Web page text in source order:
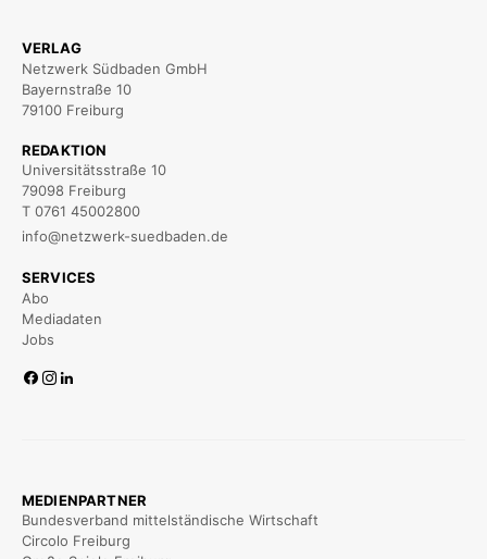
VERLAG
Netzwerk Südbaden GmbH
Bayernstraße 10
79100 Freiburg
REDAKTION
Universitätsstraße 10
79098 Freiburg
T 0761 45002800
info@netzwerk-suedbaden.de
SERVICES
Abo
Mediadaten
Jobs
MEDIENPARTNER
Bundesverband mittelständische Wirtschaft
Circolo Freiburg